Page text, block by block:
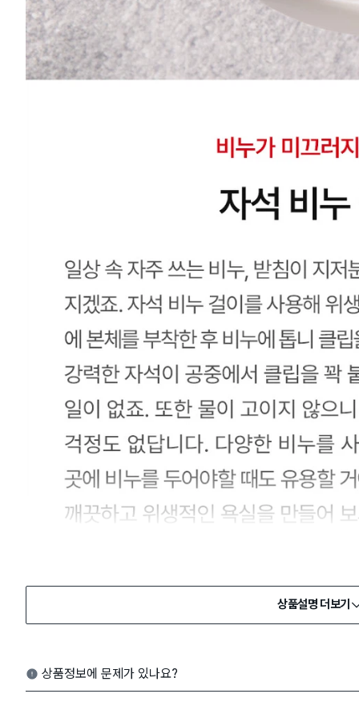
상품설명 더보기
상품정보에 문제가 있나요?